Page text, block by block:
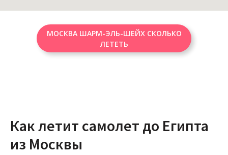
МОСКВА ШАРМ-ЭЛЬ-ШЕЙХ СКОЛЬКО
ЛЕТЕТЬ
Как летит самолет до Египта
из Москвы